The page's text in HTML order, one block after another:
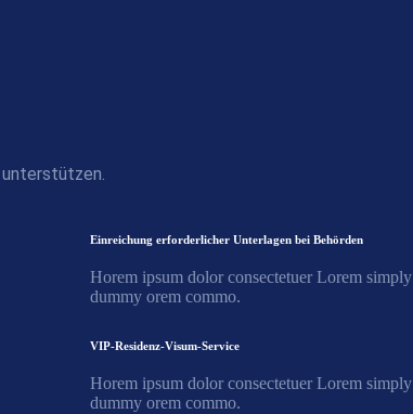
unterstützen.
Einreichung erforderlicher Unterlagen bei Behörden
Horem ipsum dolor consectetuer Lorem simply
dummy orem commo.
VIP-Residenz-Visum-Service
Horem ipsum dolor consectetuer Lorem simply
dummy orem commo.